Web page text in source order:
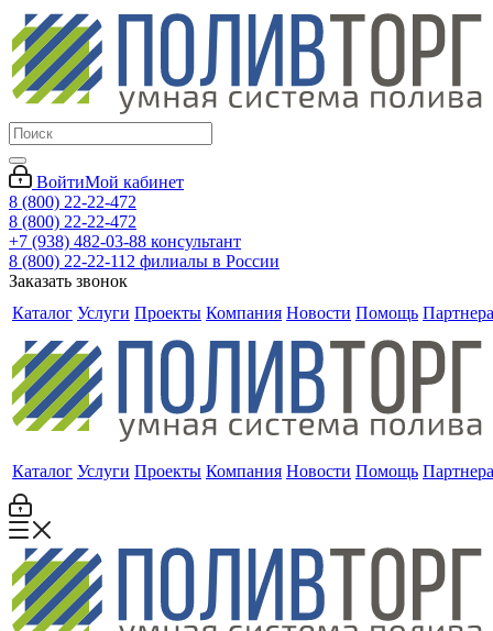
ВойтиМой кабинет
8 (800) 22-22-472
8 (800) 22-22-472
+7 (938) 482-03-88 консультант
8 (800) 22-22-112 филиалы в России
Заказать звонок
Каталог Услуги Проекты Компания Новости Помощь
Каталог Услуги Проекты Компания Новости Помощь